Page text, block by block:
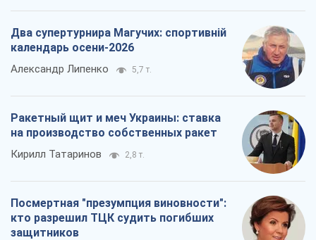
Два супертурнира Магучих: спортивній
календарь осени-2026
Александр Липенко 5,7 т.
Ракетный щит и меч Украины: ставка
на производство собственных ракет
Кирилл Татаринов 2,8 т.
Посмертная "презумпция виновности":
кто разрешил ТЦК судить погибших
защитников